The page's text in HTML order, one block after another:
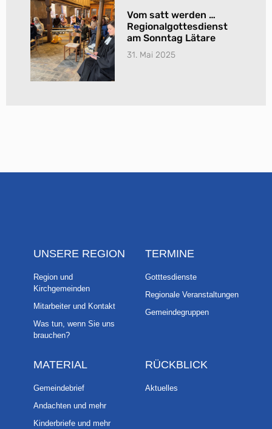
Vom satt werden …
Regionalgottesdienst
am Sonntag Lätare
31. Mai 2025
UNSERE REGION
Region und
Kirchgemeinden
Mitarbeiter und Kontakt
Was tun, wenn Sie uns
brauchen?
TERMINE
Gotttesdienste
Regionale Veranstaltungen
Gemeindegruppen
MATERIAL
Gemeindebrief
Andachten und mehr
Kinderbriefe und mehr
RÜCKBLICK
Aktuelles